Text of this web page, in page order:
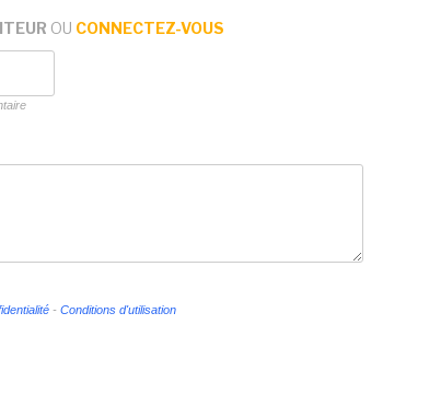
OU CONNECTEZ-VOUS
- Conditions d'utilisation